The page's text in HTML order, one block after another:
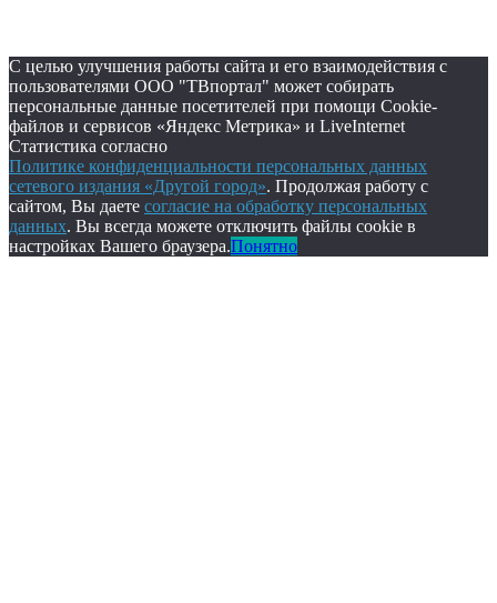
С целью улучшения работы сайта и его взаимодействия с
пользователями ООО "ТВпортал" может собирать
персональные данные посетителей при помощи Cookie-
файлов и сервисов «Яндекс Метрика» и LiveInternet
Статистика согласно
Политике конфиденциальности персональных данных
сетевого издания «Другой город». Продолжая работу с
сайтом, Вы даете согласие на обработку персональных
данных. Вы всегда можете отключить файлы cookie в
настройках Вашего браузера.Понятно